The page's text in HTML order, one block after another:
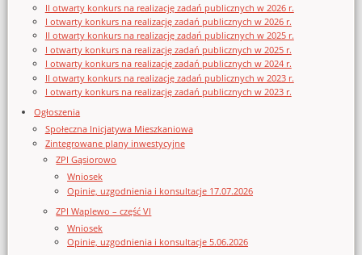
II otwarty konkurs na realizację zadań publicznych w 2026 r.
I otwarty konkurs na realizację zadań publicznych w 2026 r.
II otwarty konkurs na realizację zadań publicznych w 2025 r.
I otwarty konkurs na realizację zadań publicznych w 2025 r.
I otwarty konkurs na realizację zadań publicznych w 2024 r.
II otwarty konkurs na realizację zadań publicznych w 2023 r.
I otwarty konkurs na realizację zadań publicznych w 2023 r.
Ogłoszenia
Społeczna Inicjatywa Mieszkaniowa
Zintegrowane plany inwestycyjne
ZPI Gąsiorowo
Wniosek
Opinie, uzgodnienia i konsultacje 17.07.2026
ZPI Waplewo – część VI
Wniosek
Opinie, uzgodnienia i konsultacje 5.06.2026